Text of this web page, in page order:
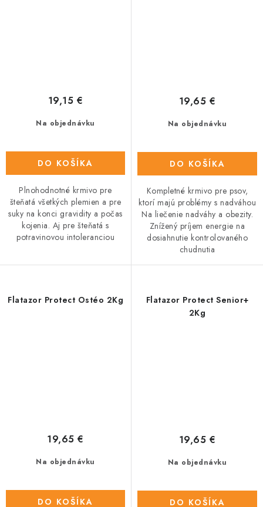
Na objednávku
19,15 €
DO KOŠÍKA
Plnohodnotné krmivo pre
šteňatá všetkých plemien a pre
suky na konci gravidity a počas
kojenia. Aj pre šteňatá s
potravinovou intoleranciou
Na objednávku
19,65 €
DO KOŠÍKA
Kompletné krmivo pre psov,
ktorí majú problémy s nadváhou
Na liečenie nadváhy a obezity.
Znížený príjem energie na
dosiahnutie kontrolovaného
chudnutia
Flatazor Protect Ostéo 2Kg
Na objednávku
19,65 €
DO KOŠÍKA
Flatazor Protect Senior+
2Kg
Na objednávku
19,65 €
DO KOŠÍKA